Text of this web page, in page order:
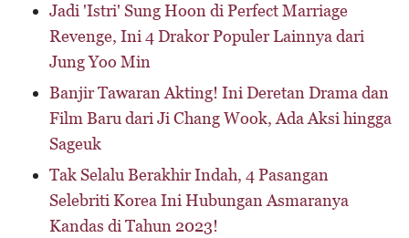
Jadi 'Istri' Sung Hoon di Perfect Marriage
Revenge, Ini 4 Drakor Populer Lainnya dari
Jung Yoo Min
Banjir Tawaran Akting! Ini Deretan Drama dan
Film Baru dari Ji Chang Wook, Ada Aksi hingga
Sageuk
Tak Selalu Berakhir Indah, 4 Pasangan
Selebriti Korea Ini Hubungan Asmaranya
Kandas di Tahun 2023!